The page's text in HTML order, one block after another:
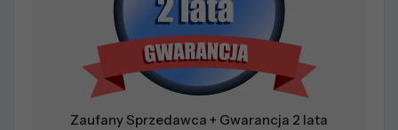
Zaufany Sprzedawca + Gwarancja 2 lata